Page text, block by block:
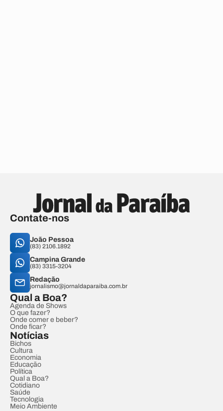
Contate-nos
João Pessoa
(83) 2106.1892
Campina Grande
(83) 3315-3204
Redação
jornalismo@jornaldaparaiba.com.br
Qual a Boa?
Agenda de Shows
O que fazer?
Onde comer e beber?
Onde ficar?
Notícias
Bichos
Cultura
Economia
Educação
Política
Qual a Boa?
Cotidiano
Saúde
Tecnologia
Meio Ambiente